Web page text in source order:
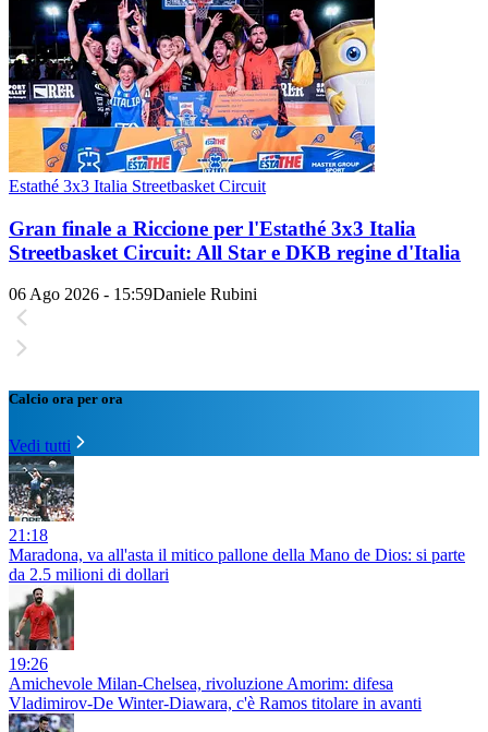
Estathé 3x3 Italia Streetbasket Circuit
Gran finale a Riccione per l'Estathé 3x3 Italia
Streetbasket Circuit: All Star e DKB regine d'Italia
06 Ago 2026 - 15:59Daniele Rubini
Calcio ora per ora
Vedi tutti
21:18
Maradona, va all'asta il mitico pallone della Mano de Dios: si parte
da 2.5 milioni di dollari
19:26
Amichevole Milan-Chelsea, rivoluzione Amorim: difesa
Vladimirov-De Winter-Diawara, c'è Ramos titolare in avanti